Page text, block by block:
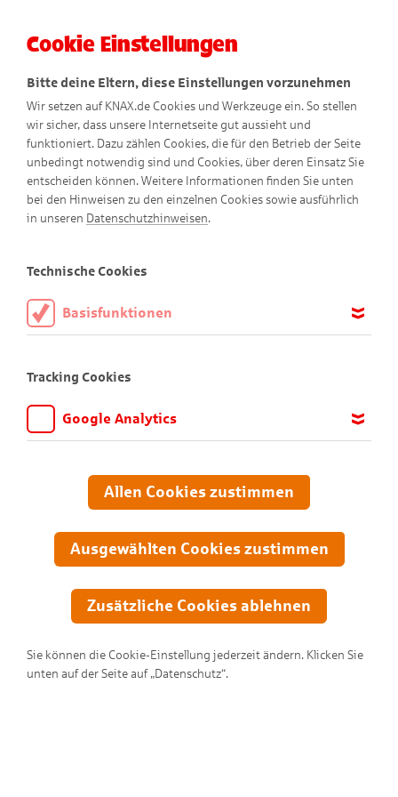
Ein Fall für Didi und Dodo
Cookie Einstellungen
Bitte deine Eltern, diese Einstellungen vorzunehmen
Wir setzen auf KNAX.de Cookies und Werkzeuge ein. So stellen
wir sicher, dass unsere Internetseite gut aussieht und
funktioniert. Dazu zählen Cookies, die für den Betrieb der Seite
unbedingt notwendig sind und Cookies, über deren Einsatz Sie
entscheiden können. Weitere Informationen finden Sie unten
bei den Hinweisen zu den einzelnen Cookies sowie ausführlich
in unseren Datenschutzhinweisen.
Technische Cookies
Basisfunktionen
aktiviert sein.
Tracking Cookies
Google Analytics
anpassen und verbessern können. Aus diesem Grund nutzen wir
Google Analytics. Dieses Werkzeug erfasst die Seitenaufrufe zu
Übertragung anonymisiert.
Allen Cookies zustimmen
Ausgewählten Cookies zustimmen
Zusätzliche Cookies ablehnen
Sie können die Cookie-Einstellung jederzeit ändern. Klicken Sie
unten auf der Seite auf „Datenschutz“.